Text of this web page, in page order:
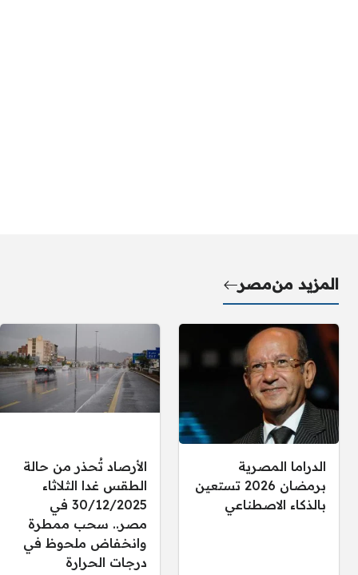
المزيد منمصر
الدراما المصرية
برمضان 2026 تستعين
بالذكاء الاصطناعي
الأرصاد تُحذر من حالة
الطقس غدا الثلاثاء
30/12/2025 في
مصر.. سحب ممطرة
وانخفاض ملحوظ في
درجات الحرارة